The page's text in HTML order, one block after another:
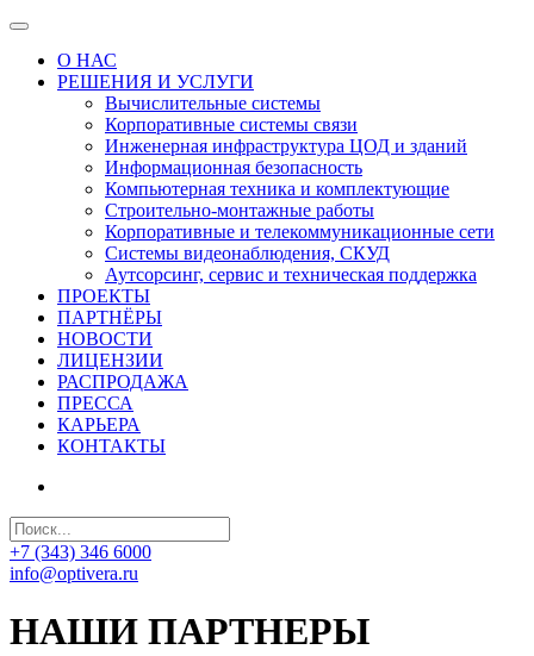
О НАС
РЕШЕНИЯ И УСЛУГИ
Вычислительные системы
Корпоративные системы связи
Инженерная инфраструктура ЦОД и зданий
Информационная безопасность
Компьютерная техника и комплектующие
Строительно-монтажные работы
Корпоративные и телекоммуникационные сети
Системы видеонаблюдения, СКУД
Аутсорсинг, сервис и техническая поддержка
ПРОЕКТЫ
ПАРТНЁРЫ
НОВОСТИ
ЛИЦЕНЗИИ
РАСПРОДАЖА
ПРЕССА
КАРЬЕРА
КОНТАКТЫ
+7 (343) 346 6000
info@optivera.ru
НАШИ ПАРТНЕРЫ